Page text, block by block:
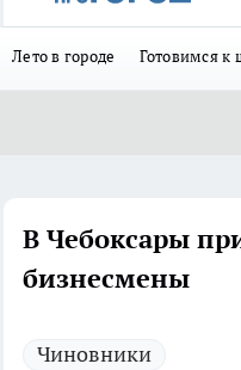
Лето в городе Готовимся к
В Чебоксары
бизнесмены
Чиновники